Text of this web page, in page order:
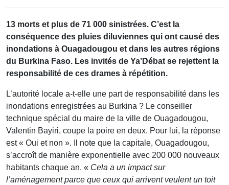
13 morts et plus de 71 000 sinistrées. C’est la
conséquence des pluies diluviennes qui ont causé des
inondations à Ouagadougou et dans les autres régions
du Burkina Faso. Les invités de Ya’Débat se rejettent la
responsabilité de ces drames à répétition.
L’autorité locale a-t-elle une part de responsabilité dans les
inondations enregistrées au Burkina ? Le conseiller
technique spécial du maire de la ville de Ouagadougou,
Valentin Bayiri, coupe la poire en deux. Pour lui, la réponse
est « Oui et non ». Il note que la capitale, Ouagadougou,
s’accroît de manière exponentielle avec 200 000 nouveaux
habitants chaque an. « Cela a un impact sur
l’aménagement parce que ceux qui arrivent veulent un toit